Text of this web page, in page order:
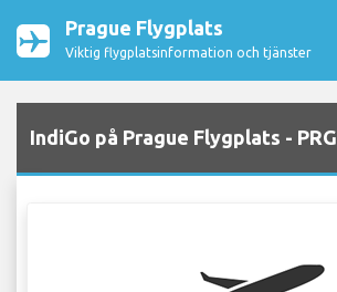
Prague Flygplats
Viktig flygplatsinformation och tjänster
IndiGo på Prague Flygplats - PRG